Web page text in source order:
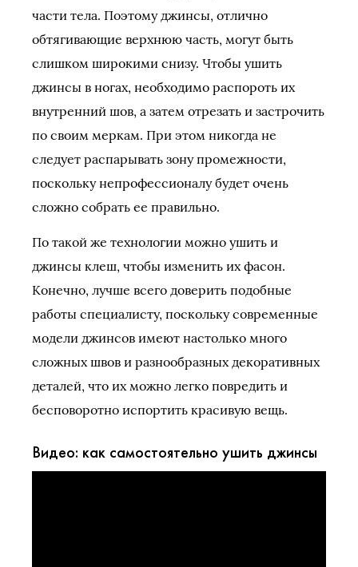
части тела. Поэтому джинсы, отлично
обтягивающие верхнюю часть, могут быть
слишком широкими снизу. Чтобы ушить
джинсы в ногах, необходимо распороть их
внутренний шов, а затем отрезать и застрочить
по своим меркам. При этом никогда не
следует распарывать зону промежности,
поскольку непрофессионалу будет очень
сложно собрать ее правильно.
По такой же технологии можно ушить и
джинсы клеш, чтобы изменить их фасон.
Конечно, лучше всего доверить подобные
работы специалисту, поскольку современные
модели джинсов имеют настолько много
сложных швов и разнообразных декоративных
деталей, что их можно легко повредить и
бесповоротно испортить красивую вещь.
Видео: как самостоятельно ушить джинсы